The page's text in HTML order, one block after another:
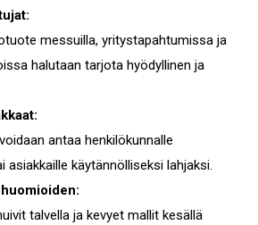
messuilla, yritystapahtumissa ja
halutaan tarjota hyödyllinen ja
antaa henkilökunnalle
asiakkaille käytännölliseksi lahjaksi.
talvella ja kevyet mallit kesällä